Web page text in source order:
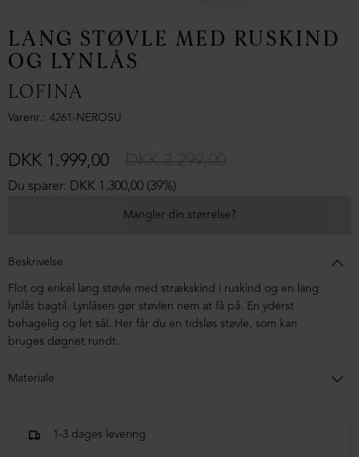
LANG STØVLE MED RUSKIND
OG LYNLÅS
LOFINA
Varenr. 4261-NEROSU
Du sparer: DKK 1.300,00 (39%)
DKK 1.999,00
Mangler din størrelse?
Beskrivelse
Flot og enkel lang støvle med strækskind i ruskind og en lang
lynlås bagtil. Lynlåsen gør støvlen nem at få på. En yderst
behagelig og let sål. Her får du en tidsløs støvle, som kan
bruges døgnet rundt.
Materiale
1-3 dages levering